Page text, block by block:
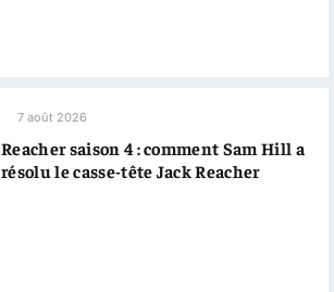
7 août 2026
Reacher saison 4 : comment Sam Hill a
résolu le casse-tête Jack Reacher